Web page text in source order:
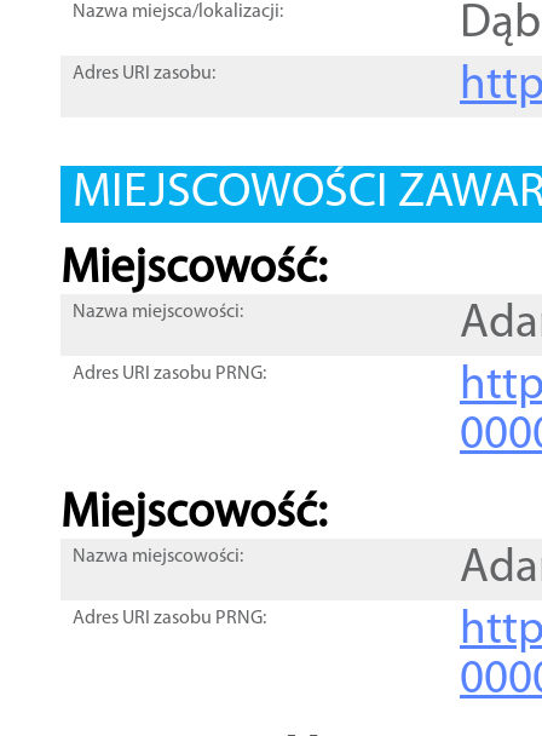
Nazwa miejsca/lokalizacji:
Adres URI zasobu:
MIEJSCOWOŚCI
Miejscowość:
Nazwa miejscowości:
Adres URI zasobu PRNG:
Miejscowość:
Nazwa miejscowości:
Adres URI zasobu PRNG: